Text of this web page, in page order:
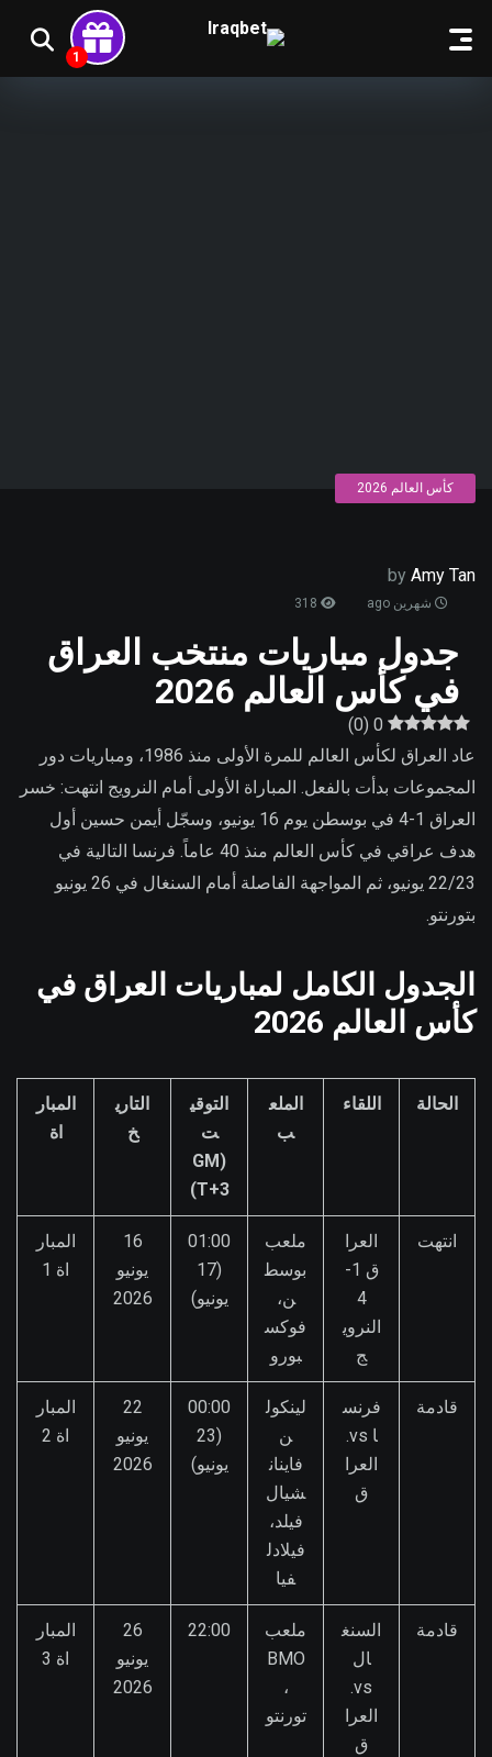
كأس العالم 2026
by Amy Tan
شهرين ago
جدول مباريات منتخب العراق
في كأس العالم 2026
0
(
0
)
عاد العراق لكأس العالم للمرة الأولى منذ 1986، ومباريات دور
المجموعات بدأت بالفعل. المباراة الأولى أمام النرويج انتهت: خسر
العراق 1-4 في بوسطن يوم 16 يونيو، وسجّل أيمن حسين أول
هدف عراقي في كأس العالم منذ 40 عاماً. فرنسا التالية في
22/23 يونيو، ثم المواجهة الفاصلة أمام السنغال في 26 يونيو
بتورنتو.
الجدول الكامل لمباريات العراق في
كأس العالم 2026
الحالة اللقاء
الملع
ب
التوقي
ت
(GM
T+3)
التاري
خ
المبار
اة
انتهت
العرا
ق 1-
4
النروي
ج
ملعب
بوسط
ن،
فوكس
بورو
01:00
(17
يونيو)
16
يونيو
2026
المبار
اة 1
قادمة
فرنس
ا vs.
العرا
ق
لينكول
ن
فاينان
شيال
فيلد،
فيلادل
فيا
00:00
(23
يونيو)
22
يونيو
2026
المبار
اة 2
قادمة
السنغ
ال
vs.
العرا
ق
ملعب
BMO
،
تورنتو
22:00
26
يونيو
2026
المبار
اة 3